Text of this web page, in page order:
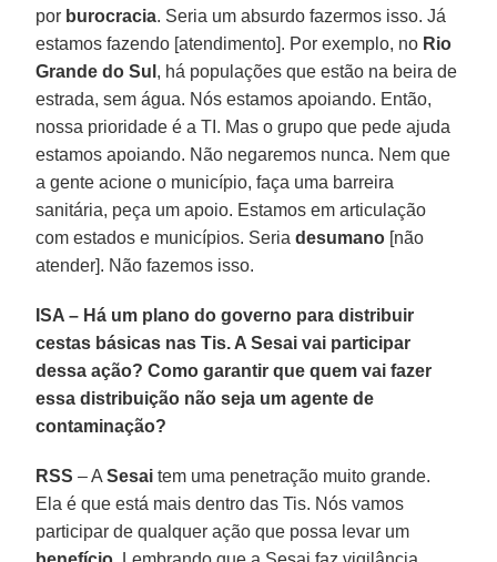
por burocracia. Seria um absurdo fazermos isso. Já
estamos fazendo [atendimento]. Por exemplo, no Rio
Grande do Sul , há populações que estão na beira de
estrada, sem água. Nós estamos apoiando. Então,
nossa prioridade é a TI. Mas o grupo que pede ajuda
estamos apoiando. Não negaremos nunca. Nem que
a gente acione o município, faça uma barreira
sanitária, peça um apoio. Estamos em articulação
com estados e municípios. Seriadesumano [não
atender]. Não fazemos isso.
ISA – Há um plano do governo para distribuir
cestas básicas nas Tis. A Sesai vai participar
dessa ação? Como garantir que quem vai fazer
essa distribuição não seja um agente de
contaminação?
RSS – ASesai tem uma penetração muito grande.
Ela é que está mais dentro das Tis. Nós vamos
participar de qualquer ação que possa levar um